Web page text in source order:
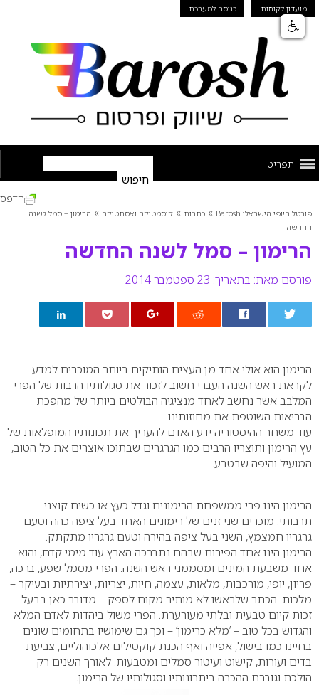
מועדון לקוחות כניסה למערכת
תפריט
פורטל היופי הישראלי Barosh » כתבות » קוסמטיקה ואסתטיקה » הרימון – סמל לשנה
החדשה
הרימון – סמל לשנה החדשה
פורסם מאת: בתאריך: 23 ספטמבר 2014
הדפס
הרימון הוא אולי אחד מן העצים הותיקים ביותר המוכרים למדע.
לקראת ראש השנה העברי חשוב לזכור את סגולותיו הרבות של הפרי
המלבב אשר נחשב לאחד מנציגיה הבולטים ביותר של מהפכת
הבריאות השוטפת את מחוזותינו.
עוד משחר ההיסטוריה ידע האדם להעריך את תכונותיו המופלאות של
עץ הרימון ותוצריו הרבים כמו הגרגרים שבתוכו אוצרים את כל הטוב,
המועיל והיפה שבטבע.
הרימון הינו פרי ממשפחת הרימונים וגדל כעץ או כשיח קוצני
תרבותי. מוכרים שני זנים של רימונים האחד בעל ציפה כהה וטעם
גרגריו חמצמץ, השני בעל ציפה בהירה וטעם גרגריו מתקתק.
הרימון הינו אחד הפירות שבהם נתברכה הארץ עוד מימי קדם, והוא
אחד משבעת המינים ומסממני ראש השנה. הפרי מסמל שפע, ברכה,
פריון, יופי, מורכבות, מלאות, עצמה, חיות, יצריות, יצירתיות ובעיקר –
מלכות. הכתר שלראשו לא מותיר מקום לספק – מדובר כאן בבעל
זכות קיום טבעית ובלתי מעורערת. הפרי משול ביהדות לאדם המלא
והגדוש בכל טוב – ’מלא כרימון’ – וכך גם שימושיו בתחומים שונים
בחיינו כמו בישול, אפייה ואף הכנת קוקטילים אלכוהוליים, צביעת
בדים ועורות, קישוט ועיטור סמלים ומטבעות. לאורך השנים רק
הולכת וגוברת ההכרה ביתרונותיו וסגולותיו של הרימון.